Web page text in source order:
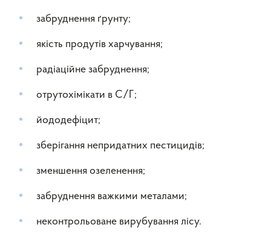
забруднення ґрунту;
якість продутів харчування;
радіаційне забруднення;
отрутохімікати в С/Г;
йододефіцит;
зберігання непридатних пестицидів;
зменшення озеленення;
забруднення важкими металами;
неконтрольоване вирубування лісу.